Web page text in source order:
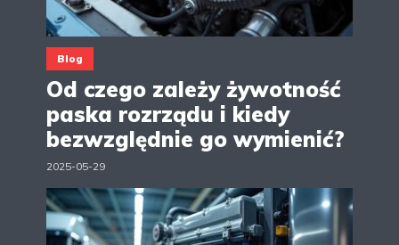
Blog
Od czego zależy żywotność
paska rozrządu i kiedy
bezwzględnie go wymienić?
2025-05-29